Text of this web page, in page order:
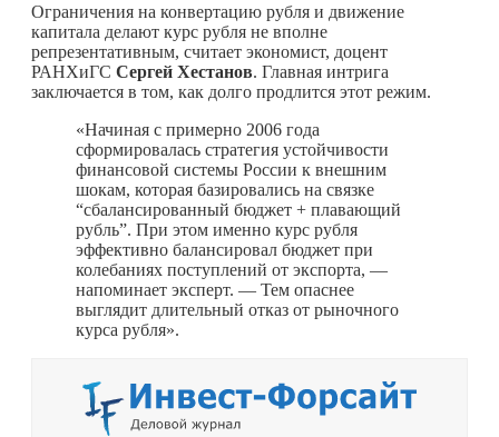
Ограничения на конвертацию рубля и движение
капитала делают курс рубля не вполне
репрезентативным, считает экономист, доцент
РАНХиГС Сергей Хестанов. Главная интрига
заключается в том, как долго продлится этот режим.
«Начиная с примерно 2006 года
сформировалась стратегия устойчивости
финансовой системы России к внешним
шокам, которая базировались на связке
“сбалансированный бюджет + плавающий
рубль”. При этом именно курс рубля
эффективно балансировал бюджет при
колебаниях поступлений от экспорта, —
напоминает эксперт. — Тем опаснее
выглядит длительный отказ от рыночного
курса рубля».